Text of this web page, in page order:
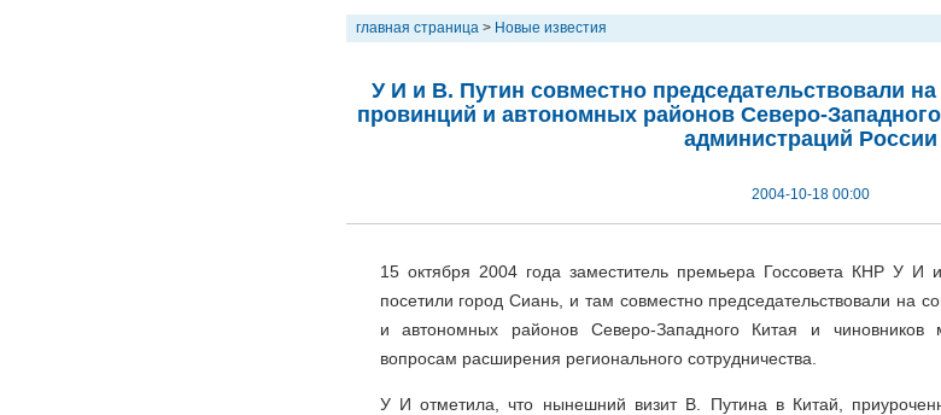
главная страница > Новые известия
У И и В. Путин совместно председательствовали
провинций и автономных районов Северо-
администраций России
2004-10-18 00:00
15 октября 2004 года заместитель премьера Госсовета КНР У И
посетили город Сиань, и там совместно председательствовали на
и автономных районов Северо-Западного Китая и чиновников
вопросам расширения регионального сотрудничества.
У И отметила, что нынешний визит В. Путина в Китай,